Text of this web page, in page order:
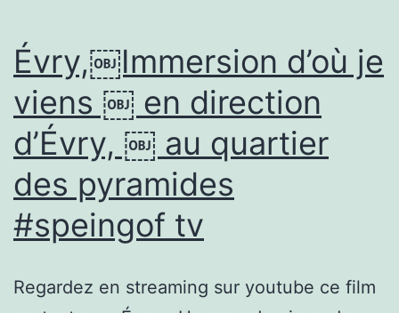
Évry,￼Immersion d’où je
viens ￼ en direction
d’Évry, ￼ au quartier
des pyramides
#speingof tv
Regardez en streaming sur youtube ce film